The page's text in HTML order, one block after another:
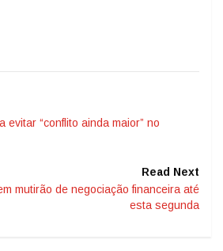
evitar “conflito ainda maior” no
Read Next
mutirão de negociação financeira até
esta segunda